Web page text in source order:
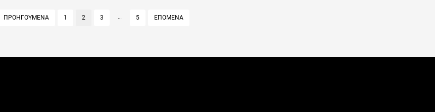
Σελιδοποίηση
ΠΡΟΗΓΟΥΜΕΝΑ PAGE
1 PAGE
2 PAGE
3 … PAGE
5 ΕΠΟΜΕΝΑ